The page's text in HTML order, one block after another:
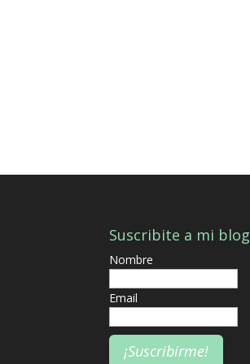
Suscribite a mi blog
Nombre
Email